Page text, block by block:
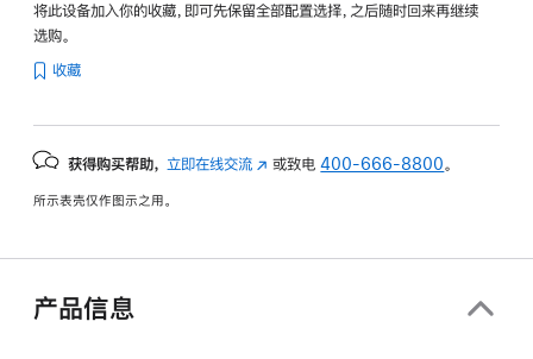
将此设备加入你的收藏，即可先保留全部配置选择，之后随时回来再继续
选购。
收藏
获得购买帮助， 立即在线交流 (在
中
或致电400-666-8800 。
所示表壳仅作图示之用。
产品信息